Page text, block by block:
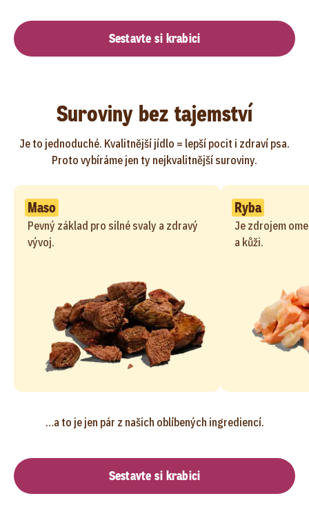
Sestavte si krabici
Suroviny bez tajemství
Je to jednoduché. Kvalitnější jídlo = lepší pocit i zdraví psa.
Proto vybíráme jen ty nejkvalitnější suroviny.
Maso
Pevný základ pro silné svaly a zdravý
vývoj.
Ryba
Je zdrojem
a kůži.
…a to je jen pár z našich oblíbených ingrediencí.
Sestavte si krabici